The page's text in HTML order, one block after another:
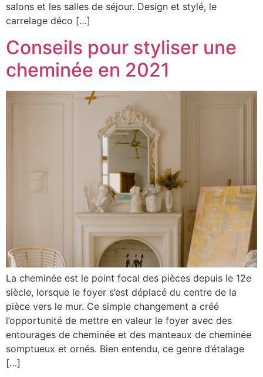
salons et les salles de séjour. Design et stylé, le
carrelage déco […]
Conseils pour styliser une
cheminée en 2021
La cheminée est le point focal des pièces depuis le 12e
siècle, lorsque le foyer s’est déplacé du centre de la
pièce vers le mur. Ce simple changement a créé
l’opportunité de mettre en valeur le foyer avec des
entourages de cheminée et des manteaux de cheminée
somptueux et ornés. Bien entendu, ce genre d’étalage
[…]